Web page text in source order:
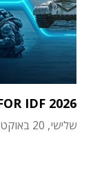
IDF 2026
שלישי, 20 באוקטובר 2026